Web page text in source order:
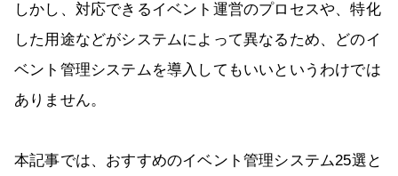
しかし、対応できるイベント運営のプロセスや、特化
した用途などがシステムによって異なるため、どのイ
ベント管理システムを導入してもいいというわけでは
ありません。
本記事では、おすすめのイベント管理システム25選と